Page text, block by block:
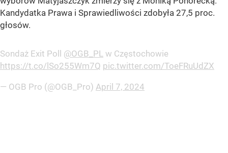
Kandydatka Prawa i Sprawiedliwości zdobyła 27,5 proc.
głosów.
Sondaż Exit Poll @OGB_PL w Częstochowie
https://t.co/lSo255Wm7Q pic.twitter.com/ToeFRuUdZX
— OGB Pro (@OGB_Pro) April 7, 2024